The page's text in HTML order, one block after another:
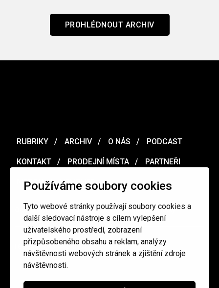
Používáme soubory cookies
Tyto webové stránky používají soubory cookies a
další sledovací nástroje s cílem vylepšení
uživatelského prostředí, zobrazení
přizpůsobeného obsahu a reklam, analýzy
návštěvnosti webových stránek a zjištění zdroje
návštěvnosti.
PROHLÉDNOUT ARCHIV
RUBRIKY ARCHIV O NÁS PODCAST
KONTAKT PRODEJNÍ MÍSTA PARTNEŘI
MERCH VOUCHER
Ochrana osobních údajů / Obchodní podmínky
redakce@cinepur.cz